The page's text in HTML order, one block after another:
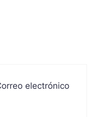
electrónico